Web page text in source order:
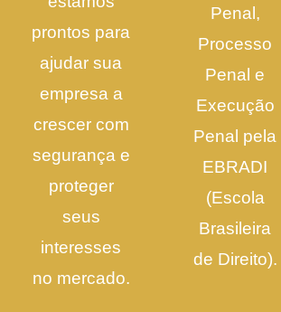
prontos para
ajudar sua
empresa a
crescer com
segurança e
proteger
seus
interesses
no mercado.
Penal,
Processo
Penal e
Execução
Penal pela
EBRADI
(Escola
Brasileira
de Direito).